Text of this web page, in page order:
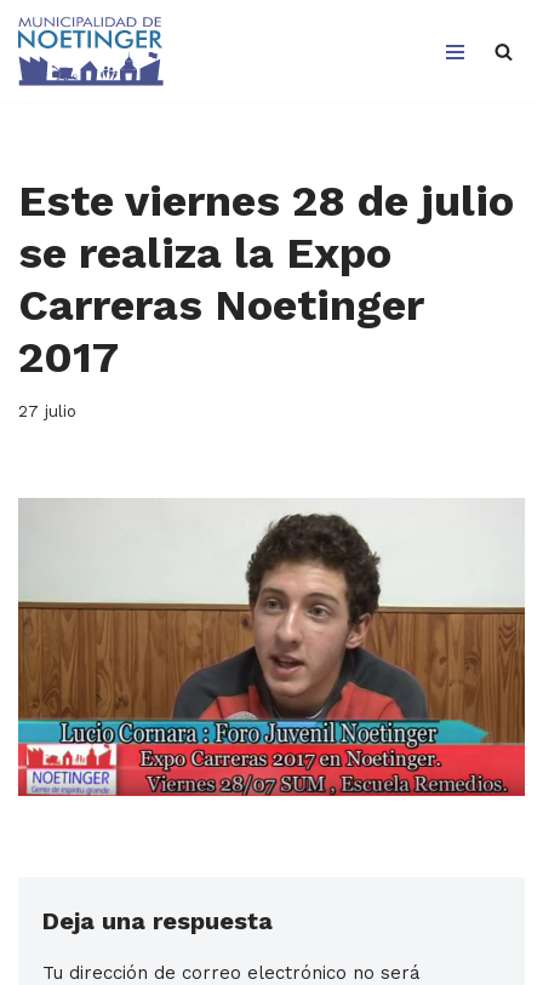
Saltar
Este viernes 28 de julio
se realiza la Expo
Carreras Noetinger
2017
27 julio
Deja una respuesta
Tu dirección de correo electrónico no será